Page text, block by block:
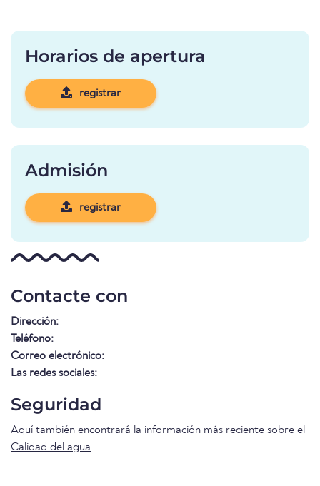
Horarios de apertura
registrar
Admisión
registrar
Contacte con
Dirección:
Teléfono:
Correo electrónico:
Las redes sociales:
Seguridad
Aquí también encontrará la información más reciente sobre el
Calidad del agua.